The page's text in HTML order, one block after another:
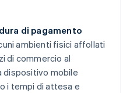
di pagamento
ambienti fisici affollati
di commercio al
dispositivo mobile
i tempi di attesa e